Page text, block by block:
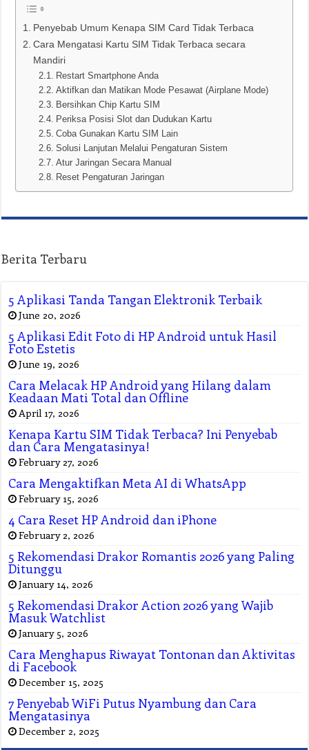
Penyebab Umum Kenapa SIM Card Tidak Terbaca
Cara Mengatasi Kartu SIM Tidak Terbaca secara
Mandiri
Restart Smartphone Anda
Aktifkan dan Matikan Mode Pesawat (Airplane Mode)
Bersihkan Chip Kartu SIM
Periksa Posisi Slot dan Dudukan Kartu
Coba Gunakan Kartu SIM Lain
Solusi Lanjutan Melalui Pengaturan Sistem
Atur Jaringan Secara Manual
Reset Pengaturan Jaringan
Berita Terbaru
5 Aplikasi Tanda Tangan Elektronik Terbaik
June 20, 2026
5 Aplikasi Edit Foto di HP Android untuk Hasil
Foto Estetis
June 19, 2026
Cara Melacak HP Android yang Hilang dalam
Keadaan Mati Total dan Offline
April 17, 2026
Kenapa Kartu SIM Tidak Terbaca? Ini Penyebab
dan Cara Mengatasinya!
February 27, 2026
Cara Mengaktifkan Meta AI di WhatsApp
February 15, 2026
4 Cara Reset HP Android dan iPhone
February 2, 2026
5 Rekomendasi Drakor Romantis 2026 yang Paling
Ditunggu
January 14, 2026
5 Rekomendasi Drakor Action 2026 yang Wajib
Masuk Watchlist
January 5, 2026
Cara Menghapus Riwayat Tontonan dan Aktivitas
di Facebook
December 15, 2025
7 Penyebab WiFi Putus Nyambung dan Cara
Mengatasinya
December 2, 2025